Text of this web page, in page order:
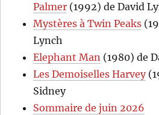
Palmer (1992) de David
Mystères à Twin Peaks
Lynch
Elephant Man (1980) de
Les Demoiselles Harvey
Sidney
Sommaire de juin 2026